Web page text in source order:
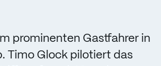
prominenten Gastfahrer in
Timo Glock pilotiert das